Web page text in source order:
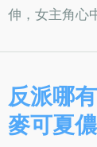
伸，女主角心
反派哪
麥可夏儂